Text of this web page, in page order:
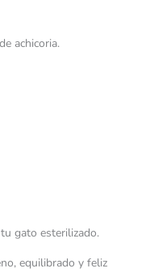
achicoria.
gato esterilizado.
equilibrado y feliz